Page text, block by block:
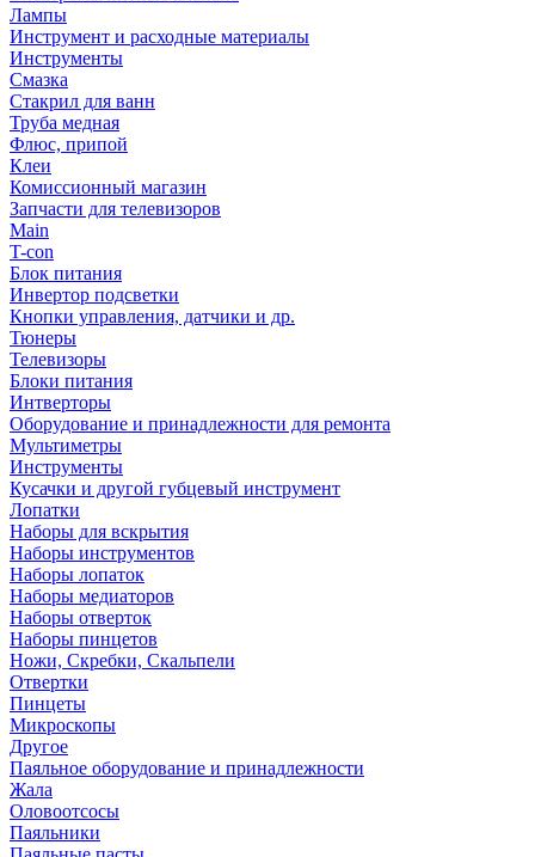
Лампы
Инструмент и расходные материалы
Инструменты
Смазка
Стакрил для ванн
Труба медная
Флюс, припой
Клеи
Комиссионный магазин
Запчасти для телевизоров
Main
T-con
Блок питания
Инвертор подсветки
Кнопки управления, датчики и др.
Тюнеры
Телевизоры
Блоки питания
Интверторы
Оборудование и принадлежности для ремонта
Мультиметры
Инструменты
Кусачки и другой губцевый инструмент
Лопатки
Наборы для вскрытия
Наборы инструментов
Наборы лопаток
Наборы медиаторов
Наборы отверток
Наборы пинцетов
Ножи, Скребки, Скальпели
Отвертки
Пинцеты
Микроскопы
Другое
Паяльное оборудование и принадлежности
Жала
Оловоотсосы
Паяльники